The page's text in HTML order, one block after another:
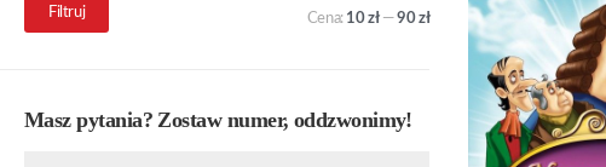
Cena
min.
Cena
maks.
Filtruj Cena: 10 zł—90 zł
Masz pytania? Zostaw numer, oddzwonimy!